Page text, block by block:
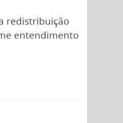
redistribuição
entendimento